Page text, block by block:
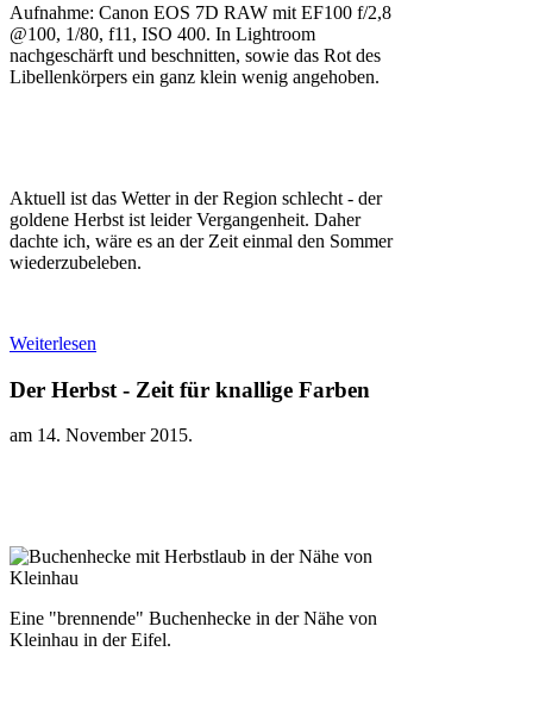
Aufnahme: Canon EOS 7D RAW mit EF100 f/2,8
@100, 1/80, f11, ISO 400. In Lightroom
nachgeschärft und beschnitten, sowie das Rot des
Libellenkörpers ein ganz klein wenig angehoben.
Aktuell ist das Wetter in der Region schlecht - der
goldene Herbst ist leider Vergangenheit. Daher
dachte ich, wäre es an der Zeit einmal den Sommer
wiederzubeleben.
Weiterlesen
Der Herbst - Zeit für knallige Farben
am 14. November 2015.
Eine "brennende" Buchenhecke in der Nähe von
Kleinhau in der Eifel.